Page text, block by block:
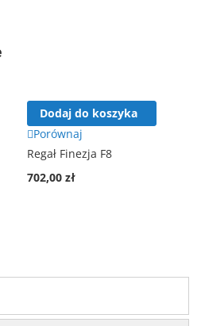
Dodaj do koszyka
Porównaj
Regał Finezja F8
702,00 zł